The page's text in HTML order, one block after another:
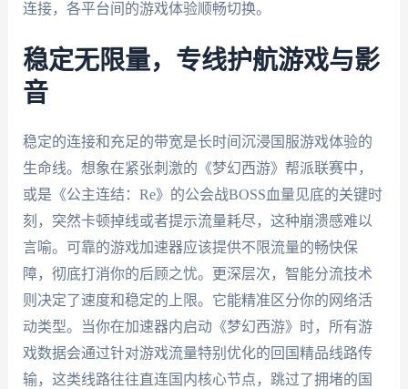
连接，各平台间的游戏体验顺畅切换。
稳定无限量，专线护航游戏与影
音
稳定的连接和充足的带宽是长时间沉浸国服游戏体验的
生命线。想象在紧张刺激的《梦幻西游》帮派联赛中，
或是《公主连结：Re》的公会战BOSS血量见底的关键时
刻，突然卡顿掉线或者提示流量耗尽，这种崩溃感难以
言喻。可靠的游戏加速器应该提供不限流量的畅快保
障，彻底打消你的后顾之忧。更深层次，智能分流技术
则决定了速度和稳定的上限。它能精准区分你的网络活
动类型。当你在加速器内启动《梦幻西游》时，所有游
戏数据会通过针对游戏流量特别优化的回国精品线路传
输，这类线路往往直连国内核心节点，跳过了拥堵的国